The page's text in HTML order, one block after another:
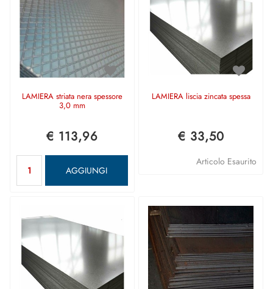
LAMIERA striata nera spessore
3,0 mm
€ 113,96
AGGIUNGI
LAMIERA liscia zincata spessa
€ 33,50
Articolo Esaurito